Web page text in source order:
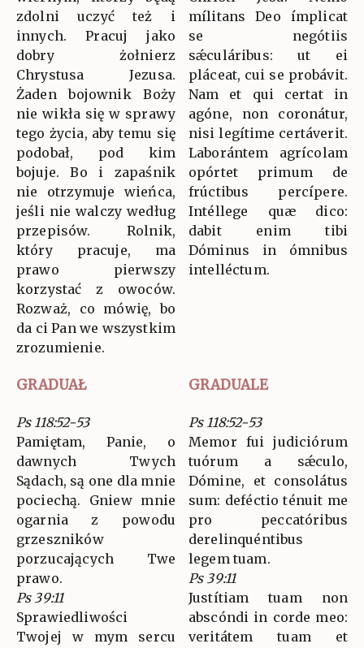
zdolni uczyć też i
innych. Pracuj jako
dobry żołnierz
Chrystusa Jezusa.
Żaden bojownik Boży
nie wikła się w sprawy
tego życia, aby temu się
podobał, pod kim
bojuje. Bo i zapaśnik
nie otrzymuje wieńca,
jeśli nie walczy według
przepisów. Rolnik,
który pracuje, ma
prawo pierwszy
korzystać z owoców.
Rozważ, co mówię, bo
da ci Pan we wszystkim
zrozumienie.
mílitans Deo ímplicat
se negótiis
sǽculáribus: ut ei
pláceat, cui se probávit.
Nam et qui certat in
agóne, non coronátur,
nisi legítime certáverit.
Laborántem agrícolam
opórtet primum de
frúctibus percípere.
Intéllege quæ dico:
dabit enim tibi
Dóminus in ómnibus
intelléctum.
GRADUAŁ GRADUALE
Ps 118:52-53
Pamiętam, Panie, o
dawnych Twych
Sądach, są one dla mnie
pociechą. Gniew mnie
ogarnia z powodu
grzeszników
porzucających Twe
prawo.
Ps 39:11
Sprawiedliwości
Twojej w mym sercu
Ps 118:52-53
Memor fui judiciórum
tuórum a sǽculo,
Dómine, et consolátus
sum: deféctio ténuit me
pro peccatóribus
derelinquéntibus
legem tuam.
Ps 39:11
Justítiam tuam non
abscóndi in corde meo:
veritátem tuam et